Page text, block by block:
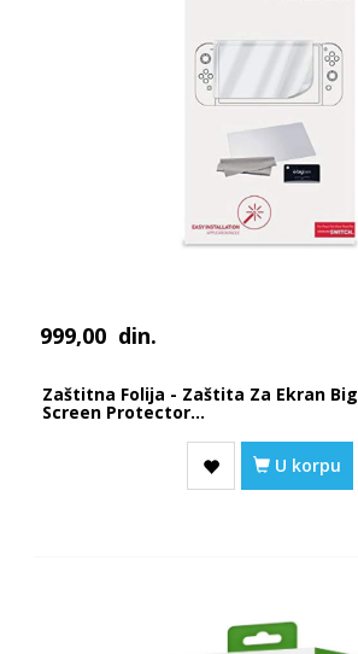
999,00 din.
Zaštitna Folija - Zaštita Za Ekran
Screen Protector...
U korpu